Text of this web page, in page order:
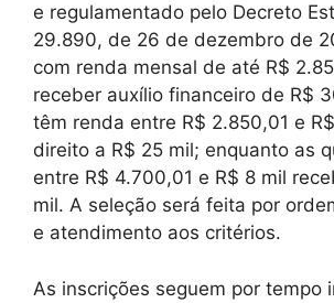
e regulamentado pelo Decreto
29.890, de 26 de dezembro de
com renda mensal de até R$
receber auxílio financeiro de R$
têm renda entre R$ 2.850,01 e
direito a R$ 25 mil; enquanto as
entre R$ 4.700,01 e R$ 8 mil
mil. A seleção será feita por
e atendimento aos critérios.
As inscrições seguem por tempo